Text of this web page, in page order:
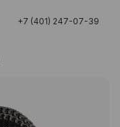
+7 (401) 247-07-39